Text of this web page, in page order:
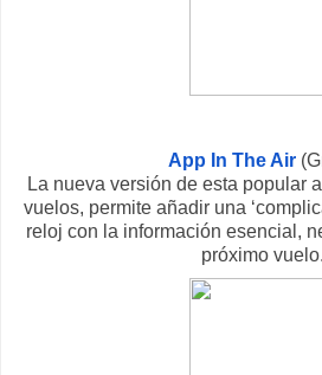
App In The Air
La nueva versión de esta popular
vuelos, permite añadir una
reloj con la información esencial,
próximo vuelo.